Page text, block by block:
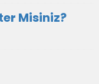
Misiniz?